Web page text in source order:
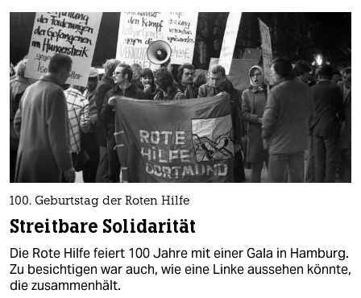
100. Geburtstag der Roten Hilfe
Streitbare Solidarität
Die Rote Hilfe feiert 100 Jahre mit einer Gala in Hamburg.
Zu besichtigen war auch, wie eine Linke aussehen könnte,
die zusammenhält.